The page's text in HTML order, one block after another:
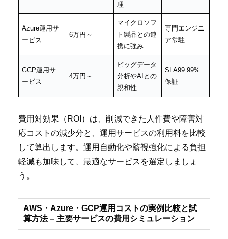
理
Azure運用サ
ービス
6万円～
マイクロソフ
ト製品との連
携に強み
専門エンジニ
ア常駐
GCP運用サ
ービス
4万円～
ビッグデータ
分析やAIとの
親和性
SLA99.99%
保証
費用対効果（ROI）は、削減できた人件費や障害対
応コストの減少分と、運用サービスの利用料を比較
して算出します。運用自動化や監視強化による負担
軽減も加味して、最適なサービスを選定しましょ
う。
AWS・Azure・GCP運用コストの実例比較と試
算方法 – 主要サービスの費用シミュレーション